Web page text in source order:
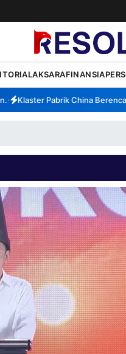
AKSARAFINANSIA
Klaster Pabrik China Berencana